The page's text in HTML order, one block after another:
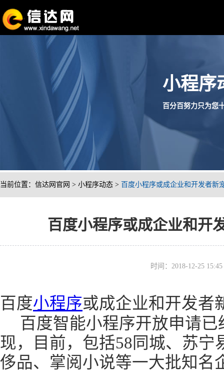
小程序
百分百努力只为您
当前位置： 信达网官网 > 小程序动态 > 百度小程序或成企业和开发者新
百度小程序或成企业和开
时间：2018-12-25
百度小程序或成企业和开发者
百度智能小程序开放申请已
现，目前，包括58同城、苏宁
侈品、掌阅小说等一大批知名